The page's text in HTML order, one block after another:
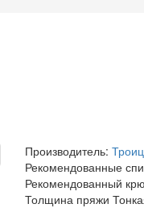
Производитель:
Рекомендованные
Рекомендованный
Толщина пряжи